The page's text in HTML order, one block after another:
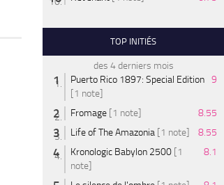
TOP INITIÉS
des 4 derniers mois
Puerto Rico 1897: Special Edition
[1 note]
9
Fromage [1 note]
8.55
Life of The Amazonia [1 note]
8.55
Kronologic Babylon 2500 [1
note]
8.1